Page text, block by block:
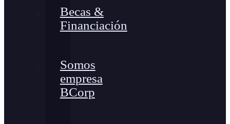
Becas &
Financiación
Somos
empresa
BCorp